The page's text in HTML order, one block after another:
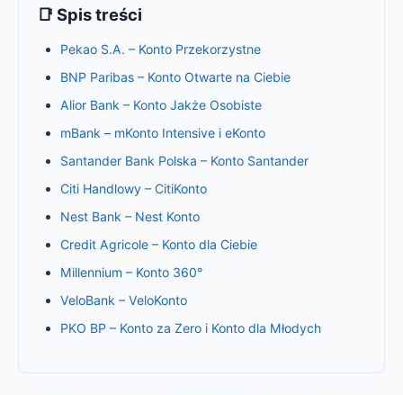
📑 Spis treści
Pekao S.A. – Konto Przekorzystne
BNP Paribas – Konto Otwarte na Ciebie
Alior Bank – Konto Jakże Osobiste
mBank – mKonto Intensive i eKonto
Santander Bank Polska – Konto Santander
Citi Handlowy – CitiKonto
Nest Bank – Nest Konto
Credit Agricole – Konto dla Ciebie
Millennium – Konto 360°
VeloBank – VeloKonto
PKO BP – Konto za Zero i Konto dla Młodych